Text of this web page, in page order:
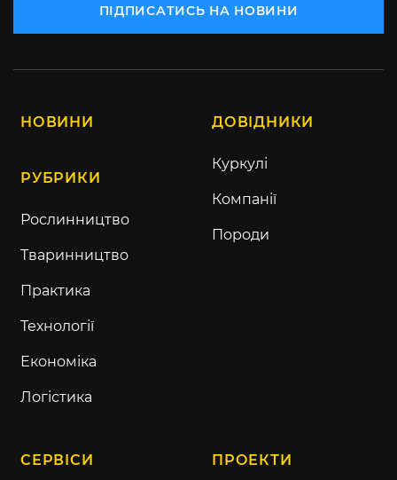
ПІДПИСАТИСЬ НА НОВИНИ
НОВИНИ
РУБРИКИ
Рослинництво
Тваринництво
Практика
Технології
Економіка
Логістика
ДОВІДНИКИ
Куркулі
Компанії
Породи
СЕРВІСИ ПРОЕКТИ